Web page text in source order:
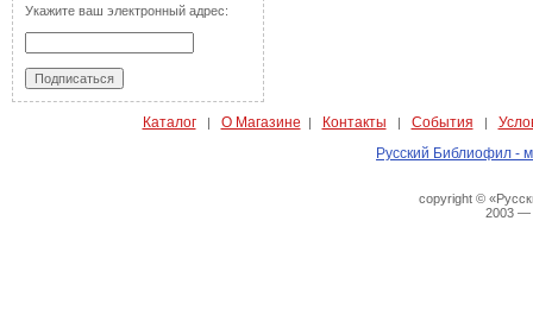
Укажите ваш электронный адрес:
Каталог| О Магазине | Контакты | События |
Русский Библиофил -
copyright ©
2003 —